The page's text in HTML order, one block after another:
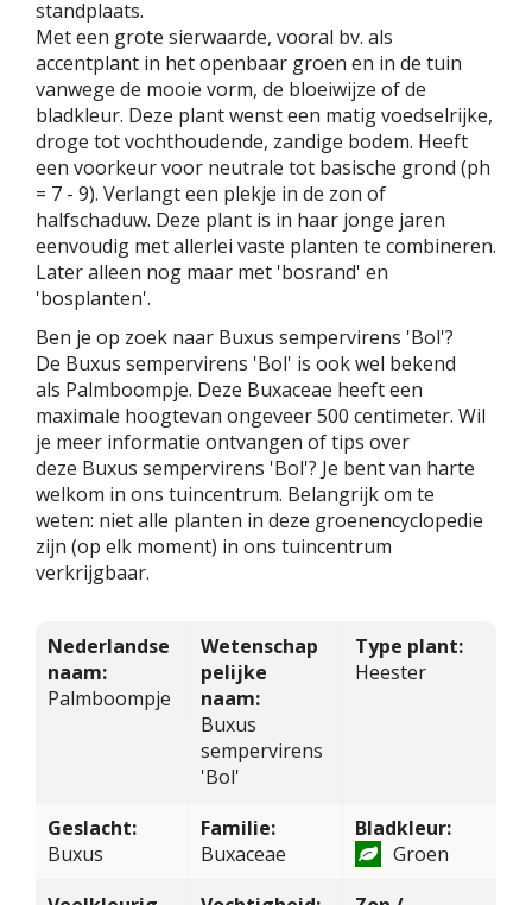
standplaats.
Met een grote sierwaarde, vooral bv. als
accentplant in het openbaar groen en in de tuin
vanwege de mooie vorm, de bloeiwijze of de
bladkleur. Deze plant wenst een matig voedselrijke,
droge tot vochthoudende, zandige bodem. Heeft
een voorkeur voor neutrale tot basische grond (ph
= 7 - 9). Verlangt een plekje in de zon of
halfschaduw. Deze plant is in haar jonge jaren
eenvoudig met allerlei vaste planten te combineren.
Later alleen nog maar met 'bosrand' en
'bosplanten'.
Ben je op zoek naar Buxus sempervirens 'Bol'?
De Buxus sempervirens 'Bol' is ook wel bekend
als Palmboompje. Deze Buxaceae heeft een
maximale hoogtevan ongeveer 500 centimeter. Wil
je meer informatie ontvangen of tips over
deze Buxus sempervirens 'Bol'? Je bent van harte
welkom in ons tuincentrum. Belangrijk om te
weten: niet alle planten in deze groenencyclopedie
zijn (op elk moment) in ons tuincentrum
verkrijgbaar.
Nederlandse
naam:
Palmboompje
Wetenschap
pelijke
naam:
Buxus
sempervirens
'Bol'
Type plant:
Heester
Geslacht:
Buxus
Familie:
Buxaceae
Bladkleur:
Groen